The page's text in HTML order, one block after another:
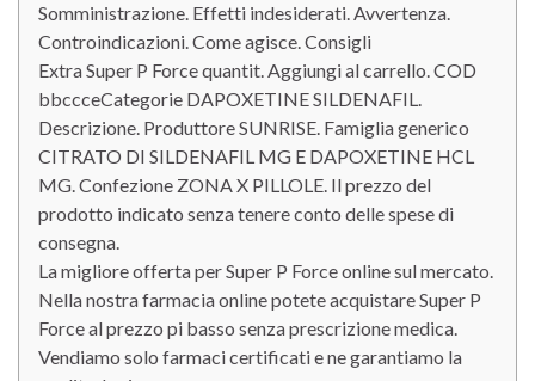
Somministrazione. Effetti indesiderati. Avvertenza.
Controindicazioni. Come agisce. Consigli
Extra Super P Force quantit. Aggiungi al carrello. COD
bbccceCategorie DAPOXETINE SILDENAFIL.
Descrizione. Produttore SUNRISE. Famiglia generico
CITRATO DI SILDENAFIL MG E DAPOXETINE HCL
MG. Confezione ZONA X PILLOLE. Il prezzo del
prodotto indicato senza tenere conto delle spese di
consegna.
La migliore offerta per Super P Force online sul mercato.
Nella nostra farmacia online potete acquistare Super P
Force al prezzo pi basso senza prescrizione medica.
Vendiamo solo farmaci certificati e ne garantiamo la